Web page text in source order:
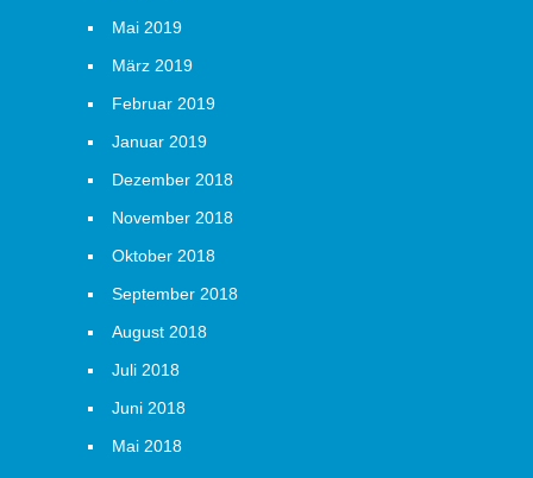
Mai 2019
März 2019
Februar 2019
Januar 2019
Dezember 2018
November 2018
Oktober 2018
September 2018
August 2018
Juli 2018
Juni 2018
Mai 2018